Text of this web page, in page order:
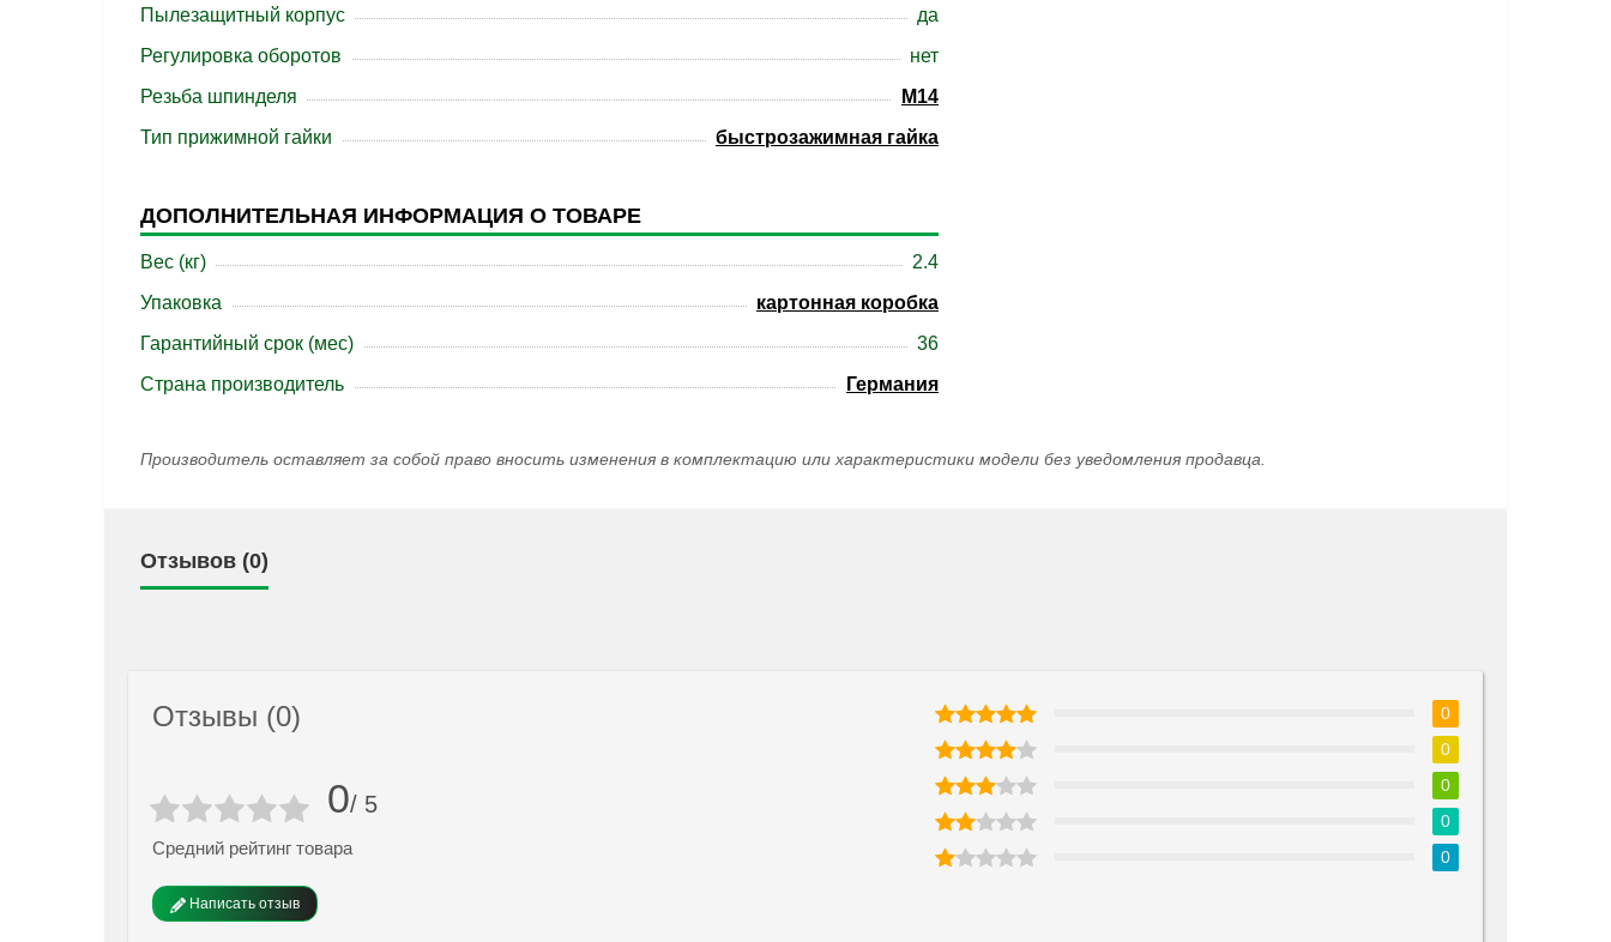
Пылезащитный корпус
да
Регулировка оборотов
нет
Резьба шпинделя
M14
Тип прижимной гайки
быстрозажимная гайка
ДОПОЛНИТЕЛЬНАЯ ИНФОРМАЦИЯ О ТОВАРЕ
Вес (кг)
2.4
Упаковка
картонная коробка
Гарантийный срок (мес)
36
Страна производитель
Германия
Производитель оставляет за собой право вносить изменения в комплектацию или характеристики модели без уведомления продавца.
Отзывов (0)
Отзывы (0)
0/ 5
Средний рейтинг товара
Написать отзыв
0
0
0
0
0